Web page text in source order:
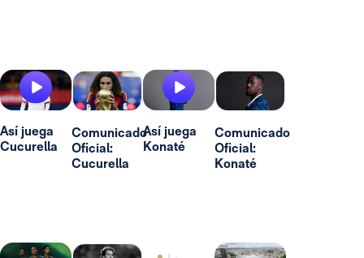
Así juega
Cucurella
Comunicado
Oficial:
Cucurella
Así juega
Konaté
Comunicado
Oficial:
Konaté